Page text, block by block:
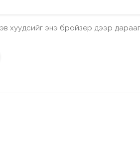
хуудсийг энэ бройзер дээр